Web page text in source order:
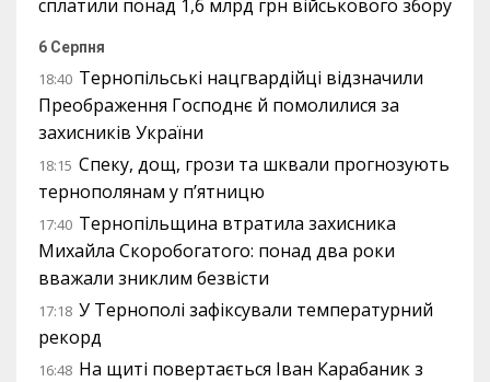
сплатили понад 1,6 млрд грн військового збору
6 Серпня
18:40 Тернопільські нацгвардійці відзначили
Преображення Господнє й помолилися за
захисників України
18:15 Спеку, дощ, грози та шквали прогнозують
тернополянам у п’ятницю
17:40 Тернопільщина втратила захисника
Михайла Скоробогатого: понад два роки
вважали зниклим безвісти
17:18 У Тернополі зафіксували температурний
рекорд
16:48 На щиті повертається Іван Карабаник з